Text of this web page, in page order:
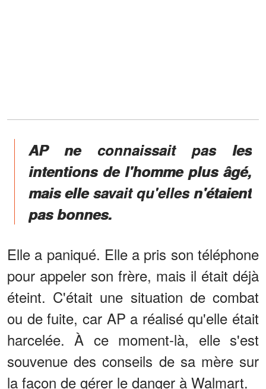
AP ne connaissait pas les
intentions de l'homme plus âgé,
mais elle savait qu'elles n'étaient
pas bonnes.
Elle a paniqué. Elle a pris son téléphone
pour appeler son frère, mais il était déjà
éteint. C'était une situation de combat
ou de fuite, car AP a réalisé qu'elle était
harcelée. À ce moment-là, elle s'est
souvenue des conseils de sa mère sur
la façon de gérer le danger à Walmart.